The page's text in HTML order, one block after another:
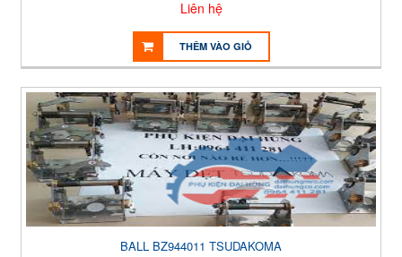
Liên hệ
THÊM VÀO GIỎ
BALL BZ944011 TSUDAKOMA